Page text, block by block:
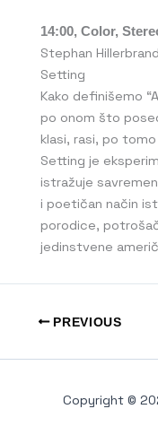
14:00, Color,
Stephan
Setting
Kako definišemo
po onom što
klasi, rasi, po
Setting je
istražuje
i poetičan način
porodice,
jedinstvene
PREVIOUS
Copyright ©